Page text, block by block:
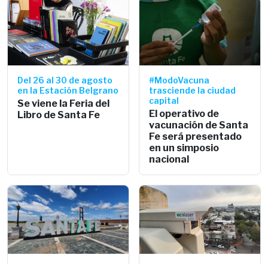
Del 26 al 30 de agosto
en la Estación Belgrano
Se viene la Feria del
Libro de Santa Fe
#ModoVacuna
trasciende la ciudad
capital
El operativo de
vacunación de Santa
Fe será presentado
en un simposio
nacional